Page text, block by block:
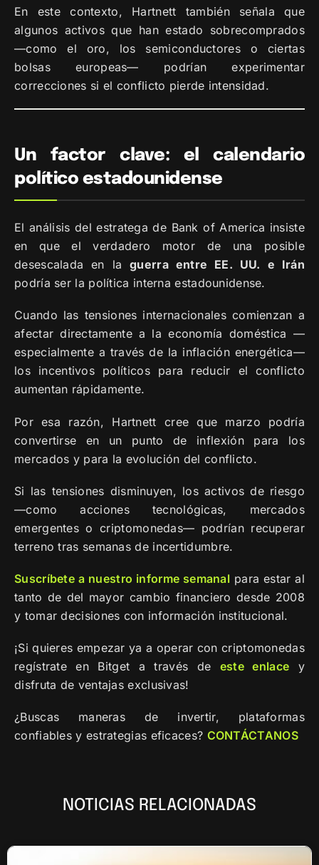
En este contexto, Hartnett también señala que
algunos activos que han estado sobrecomprados
—como el oro, los semiconductores o ciertas
bolsas europeas— podrían experimentar
correcciones si el conflicto pierde intensidad.
Un factor clave: el calendario
político estadounidense
El análisis del estratega de Bank of America insiste
en que el verdadero motor de una posible
desescalada en laguerra entre EE. UU. e Irán
podría ser la política interna estadounidense.
Cuando las tensiones internacionales comienzan a
afectar directamente a la economía doméstica —
especialmente a través de la inflación energética—
los incentivos políticos para reducir el conflicto
aumentan rápidamente.
Por esa razón, Hartnett cree que marzo podría
convertirse en un punto de inflexión para los
mercados y para la evolución del conflicto.
Si las tensiones disminuyen, los activos de riesgo
—como acciones tecnológicas, mercados
emergentes o criptomonedas— podrían recuperar
terreno tras semanas de incertidumbre.
Suscríbete a nuestro informe semanal para estar al
tanto de del mayor cambio financiero desde 2008
y tomar decisiones con información institucional.
¡Si quieres empezar ya a operar con criptomonedas
regístrate en Bitget a través de este enlace y
disfruta de ventajas exclusivas!
¿Buscas maneras de invertir, plataformas
confiables y estrategias eficaces? CONTÁCTANOS
NOTICIAS RELACIONADAS